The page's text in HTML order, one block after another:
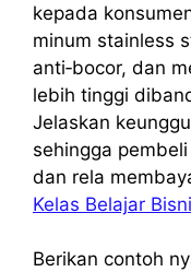
kepada
minum stainless
anti‑bocor, dan
lebih tinggi
Jelaskan
sehingga
dan rela
Kelas Belajar
Berikan contoh